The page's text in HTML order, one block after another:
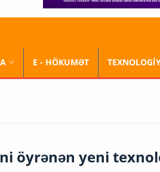
E - HÖKUMƏT
öyrənən yeni